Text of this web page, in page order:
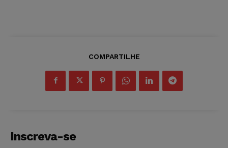
COMPARTILHE
Inscreva-se